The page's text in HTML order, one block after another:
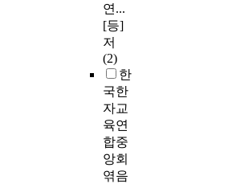
연...
[등]
저
(2)
한
국한
자교
육연
합중
앙회
엮음